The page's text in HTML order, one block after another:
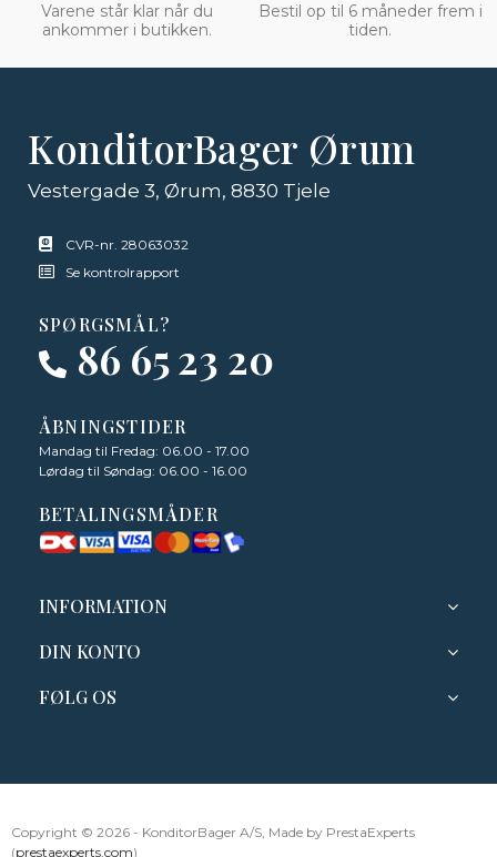
Varene står klar når du
ankommer i butikken.
Bestil op til 6 måneder frem i
tiden.
KonditorBager Ørum
Vestergade 3, Ørum, 8830 Tjele
CVR-nr. 28063032
Se kontrolrapport
SPØRGSMÅL?
86 65 23 20
ÅBNINGSTIDER
Mandag til Fredag: 06.00 - 17.00
Lørdag til Søndag: 06.00 - 16.00
BETALINGSMÅDER
INFORMATION
DIN KONTO
FØLG OS
Copyright © 2026 - KonditorBager A/S, Made by PrestaExperts
(prestaexperts.com)